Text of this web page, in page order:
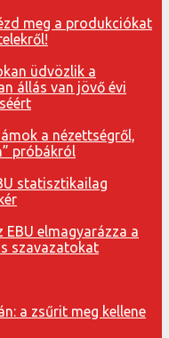
meg a produkciókat
üdvözlik a
állás van jövő évi
a nézettségről,
próbákról
statisztikailag
EBU elmagyarázza a
szavazatokat
a zsűrit meg kellene